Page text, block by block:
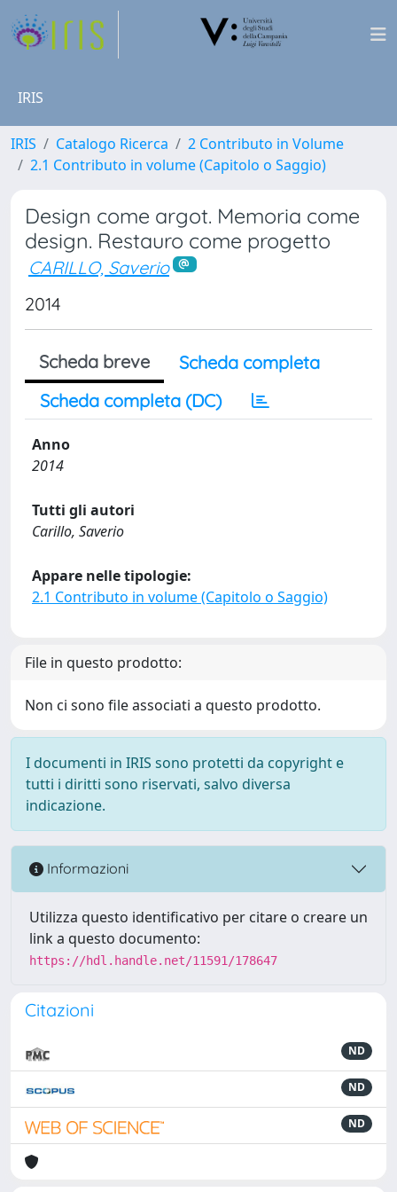
IRIS
IRIS Catalogo Ricerca
2 Contributo in Volume
2.1 Contributo in volume (Capitolo o Saggio)
Design come argot. Memoria come
design. Restauro come progetto
CARILLO, Saverio
2014
Scheda breve
Scheda completa
Scheda completa (DC)
Anno
2014
Tutti gli autori
Carillo, Saverio
Appare nelle tipologie:
2.1 Contributo in volume (Capitolo o Saggio)
File in questo prodotto:
Non ci sono file associati a questo prodotto.
I documenti in IRIS sono protetti da copyright e
tutti i diritti sono riservati, salvo diversa
indicazione.
Informazioni
Utilizza questo identificativo per citare o creare un
link a questo documento:
https://hdl.handle.net/11591/178647
Citazioni
ND
ND
ND